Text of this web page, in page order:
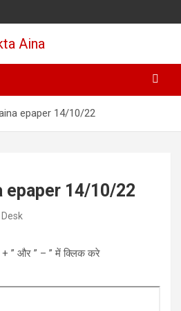
Aina
epaper 14/10/22
epaper 14/10/22
” और ” – ” में क्लिक करे